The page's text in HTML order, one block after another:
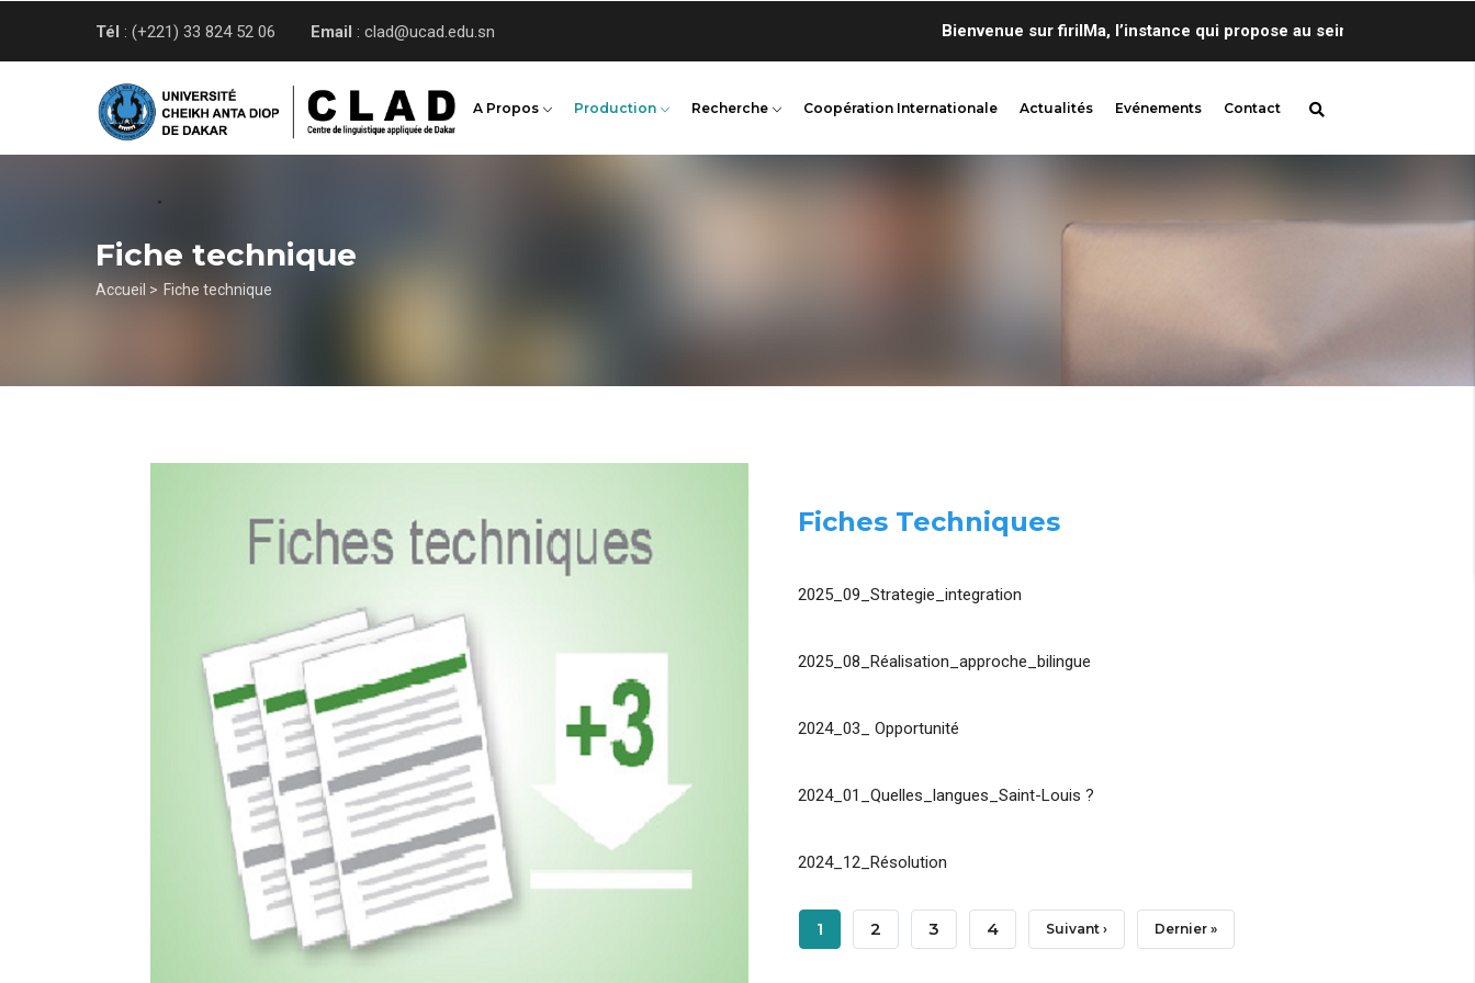
Tél : (+221) 33 824 52 06 Email : clad@ucad.edu.sn Bienvenue sur firilMa, l’instance qui propose au sein de Centre de
A Propos Production Recherche Coopération Internationale Actualités Evénements Contact
Fiche technique
Fil
Accueil > Fiche technique
Fiches Techniques
2025_09_Strategie_integration
2025_08_Réalisation_approche_bilingue
2024_03_ Opportunité
2024_01_Quelles_langues_Saint-Louis ?
2024_12_Résolution
Pagination
Page
1 Page
2 Page
3 Page
4 Page
Suivant › Dernière
Dernier »